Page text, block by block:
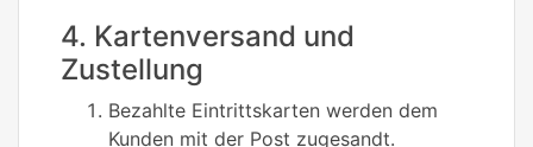
4. Kartenversand und
Zustellung
Bezahlte Eintrittskarten werden dem
Kunden mit der Post zugesandt.